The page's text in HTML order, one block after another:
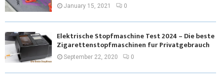
January 15, 2021 0
Elektrische Stopfmaschine Test 2024 – Die beste
Zigarettenstopfmaschinen fur Privatgebrauch
September 22, 2020 0